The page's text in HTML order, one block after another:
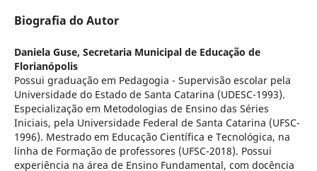
Biografia do Autor
Daniela Guse, Secretaria Municipal de Educação de
Florianópolis
Possui graduação em Pedagogia - Supervisão escolar pela
Universidade do Estado de Santa Catarina (UDESC-1993).
Especialização em Metodologias de Ensino das Séries
Iniciais, pela Universidade Federal de Santa Catarina (UFSC-
1996). Mestrado em Educação Científica e Tecnológica, na
linha de Formação de professores (UFSC-2018). Possui
experiência na área de Ensino Fundamental, com docência